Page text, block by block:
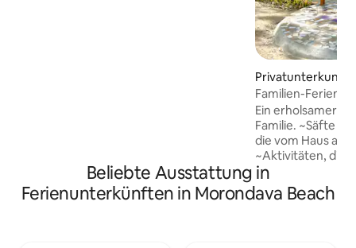
Privatunterkunft
a
Familien-
Ein erholsamer
Familie. ~Säfte und Früchte der Saison,
die vom Haus angeboten werden ☺️
~Aktivitäten, die
können ~Besuch: *Allée des BAOBAB
*Mangroven
KELY * KIRINDY
Beliebte Ausstattung in
Ferienunterkünften in Morondava Beach